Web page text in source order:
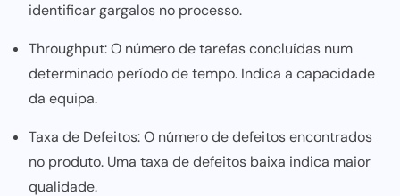
identificar gargalos no processo.
Throughput: O número de tarefas concluídas num
determinado período de tempo. Indica a capacidade
da equipa.
Taxa de Defeitos: O número de defeitos encontrados
no produto. Uma taxa de defeitos baixa indica maior
qualidade.